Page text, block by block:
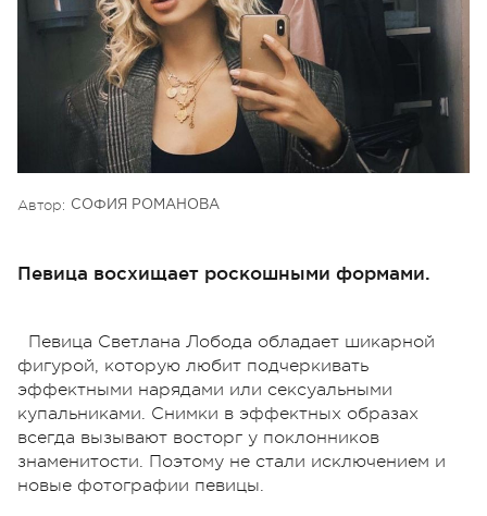
Автор: СОФИЯ РОМАНОВА
Певица восхищает роскошными формами.
Певица Светлана Лобода обладает шикарной
фигурой, которую любит подчеркивать
эффектными нарядами или сексуальными
купальниками. Снимки в эффектных образах
всегда вызывают восторг у поклонников
знаменитости. Поэтому не стали исключением и
новые фотографии певицы.